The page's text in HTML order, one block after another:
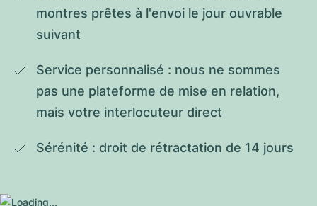
montres prêtes à l'envoi le jour ouvrable
suivant
Service personnalisé : nous ne sommes
pas une plateforme de mise en relation,
mais votre interlocuteur direct
Sérénité : droit de rétractation de 14 jours